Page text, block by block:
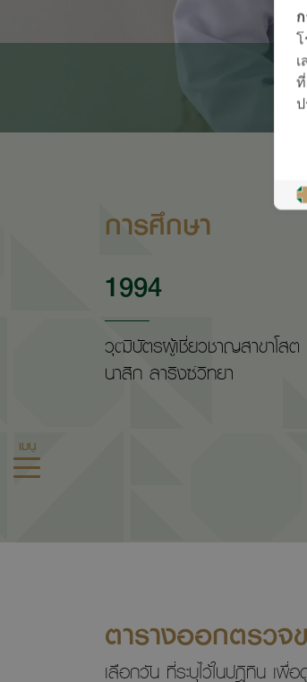
เมนู
การศึกษา
1994
วุฒิบัตรผู้เชี่ยวชาญสาขาโสต
นาสิก ลาริงซ์วิทยา
ตารางออกตรว
เลือกวัน ที่ระบุไว้ในปฎิทิน เพื่